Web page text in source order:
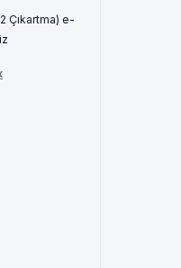
Çıkartma) e-